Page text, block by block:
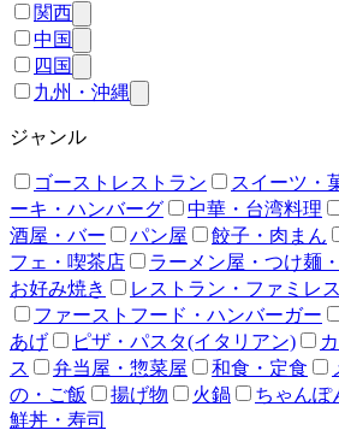
関西
中国
四国
九州・沖縄
ジャンル
ゴーストレストラン スイーツ・
ーキ・ハンバーグ
中華・台湾料理
酒屋・バー
パン屋 餃子・肉まん
フェ・喫茶店
ラーメン屋・つけ麺
お好み焼き
レストラン・ファミレス
ファーストフード・ハンバーガー
あげ
ピザ・パスタ(イタリアン)
ス
弁当屋・惣菜屋 和食・定食
の・ご飯
揚げ物 火鍋 ちゃんぽ
鮮丼・寿司